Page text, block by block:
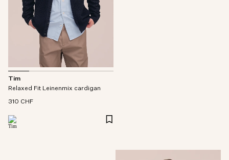
Tim
Relaxed Fit Leinenmix cardigan
310 CHF